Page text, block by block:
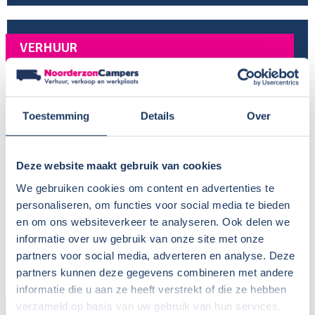
Toestemming Details Over
Deze website maakt gebruik van cookies
We gebruiken cookies om content en advertenties te
personaliseren, om functies voor social media te bieden
en om ons websiteverkeer te analyseren. Ook delen we
informatie over uw gebruik van onze site met onze
partners voor social media, adverteren en analyse. Deze
partners kunnen deze gegevens combineren met andere
informatie die u aan ze heeft verstrekt of die ze hebben
verzameld op basis van uw gebruik van hun services.
VERHUUR
Provincie:
Type verhuur:
Bedrijfsmatig
Huisdieren:
In overleg
Voor meer informatie, zieCamper huren met hond
Wisseldag:
Vrijdag
Standaard haaltijd:
16.00 uur
Standaard retourtijd:
09.00 uur
Plaatsnaam:
Oosterhout
Parkeren eigen auto:
Op terrein verhuurder